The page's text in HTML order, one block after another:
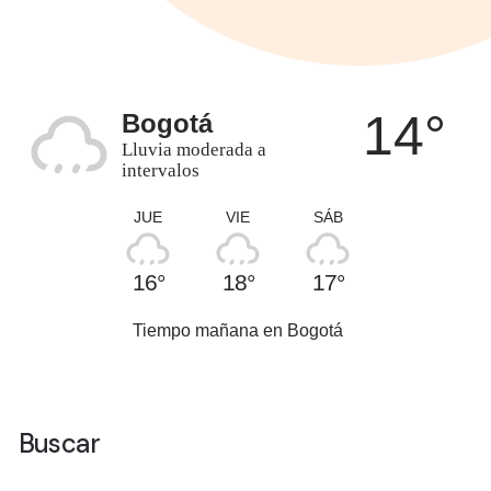
Bogotá
Lluvia moderada a
intervalos
14°
JUE
16°
VIE
18°
SÁB
17°
Tiempo mañana en Bogotá
Buscar